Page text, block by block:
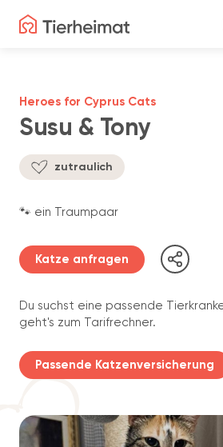
Susu & Tony
Heroes for Cyprus Cats
zutraulich
🐾 ein Traumpaar
Katze anfragen
Du suchst eine passende
geht's zum Tarifrechner.
Passende Katzenversicherung